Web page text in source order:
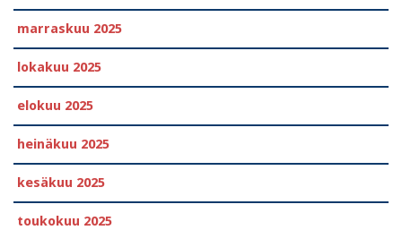
marraskuu 2025
lokakuu 2025
elokuu 2025
heinäkuu 2025
kesäkuu 2025
toukokuu 2025